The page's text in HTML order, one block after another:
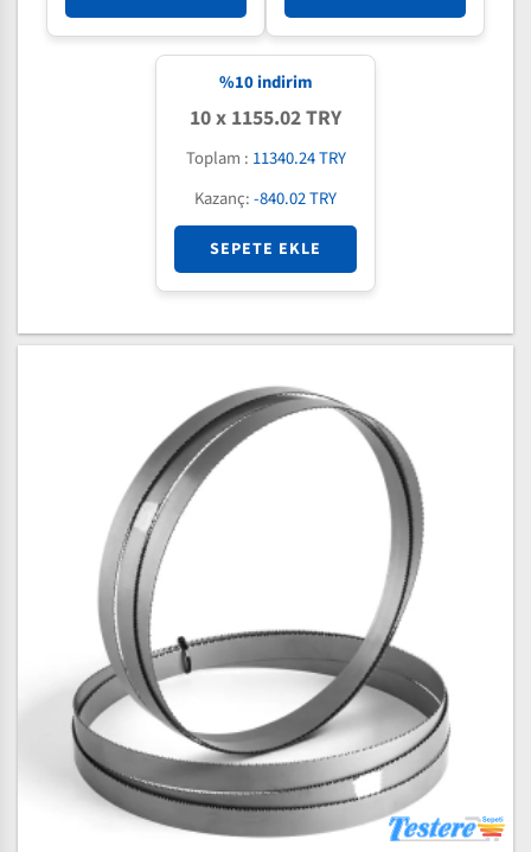
%10indirim
10 x 1155.02 TRY
Toplam : 11340.24 TRY
Kazanç:-840.02 TRY
SEPETE EKLE